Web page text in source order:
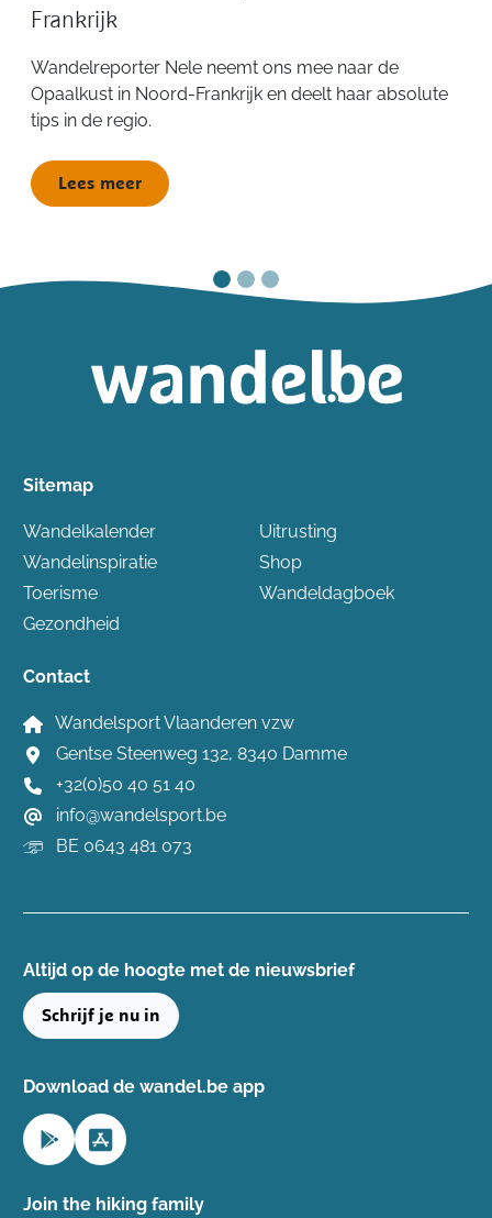
Frankrijk
Wandelreporter Nele neemt ons mee naar de
Opaalkust in Noord-Frankrijk en deelt haar absolute
tips in de regio.
Lees meer
Sitemap
Wandelkalender
Wandelinspiratie
Toerisme
Gezondheid
Uitrusting
Shop
Wandeldagboek
Contact
Wandelsport Vlaanderen vzw
Gentse Steenweg 132, 8340 Damme
+32(0)50 40 51 40
info@wandelsport.be
BE 0643 481 073
Altijd op de hoogte ​met de nieuwsbrief
Schrijf je nu in
Download de wandel.be app
Join the hiking family